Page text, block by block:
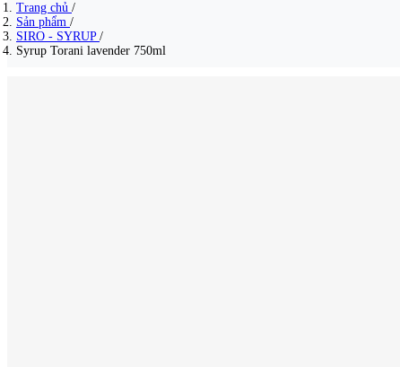
Trang chủ /
Sản phẩm /
SIRO - SYRUP /
Syrup Torani lavender 750ml